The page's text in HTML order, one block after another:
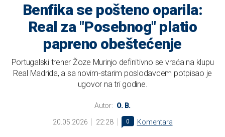
Benfika se pošteno oparila:
Real za "Posebnog" platio
papreno obeštećenje
Portugalski trener Žoze Murinjo definitivno se vraća na klupu
Real Madrida, a sa novim-starim poslodavcem potpisao je
ugovor na tri godine.
Autor: O. B.
20.05.2026 22:28 0 Komentara